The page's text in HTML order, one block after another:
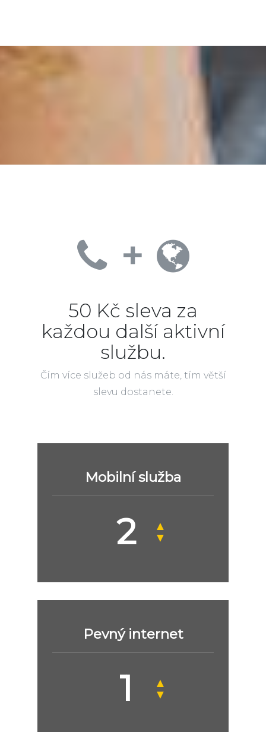
+
50 Kč sleva za
každou další aktivní
službu.
Čím více služeb od nás máte, tím větší
slevu dostanete.
Mobilní služba
▲
▼
Pevný internet
▲
▼